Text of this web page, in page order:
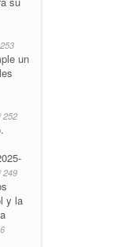
un
252
249
y la